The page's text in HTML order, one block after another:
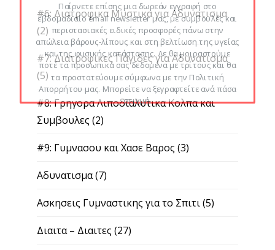
#6: Διατροφικα Μυστικα για Αδυνατισμα
(2)
#7: Διατροφικες Παγιδες για Αδυνατισμα
(5)
#8: Γρηγορα Λιποδιαλυτικα Κολπα και
Συμβουλες (2)
#9: Γυμνασου και Χασε Βαρος (3)
Αδυνατισμα(7)
Ασκησεις Γυμναστικης για το Σπιτι(5)
Διαιτα – Διαιτες (27)
Παίρνετε επίσης μια δωρεάν εγγραφή στο
εβδομαδιαίο email newsletter μας, με συμβουλές και
περιστασιακές ειδικές προσφορές πάνω στην
απώλεια βάρους-λίπους και στη βελτίωση της υγείας
και της φυσικής κατάστασης. Δε θα μοιραστούμε
ποτέ τα προσωπικά σας δεδομένα με τρίτους και θα
τα προστατεύουμε σύμφωνα με την Πολιτική
Απορρήτου μας. Μπορείτε να ξεγραφτείτε ανά πάσα
στιγμή.